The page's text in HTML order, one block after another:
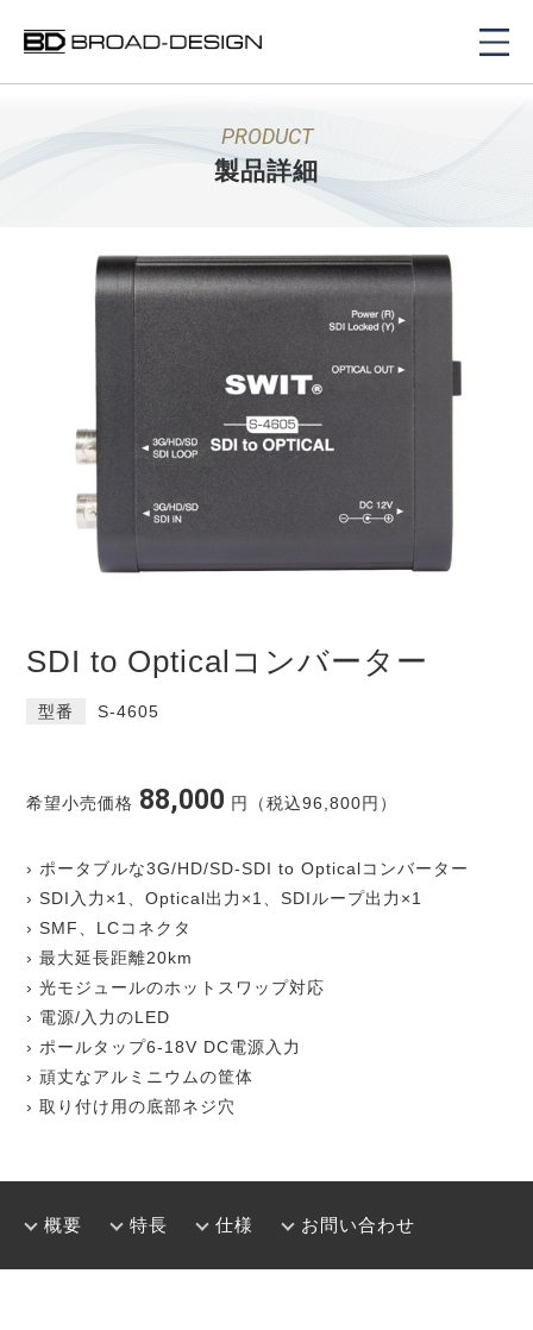
PRODUCT
製品詳細
SDI to Opticalコンバーター
型番 S-4605
希望小売価格 88,000 円（税込96,800円）
› ポータブルな3G/HD/SD-SDI to Opticalコンバーター
› SDI入力×1、Optical出力×1、SDIループ出力×1
› SMF、LCコネクタ
› 最大延長距離20km
› 光モジュールのホットスワップ対応
› 電源/入力のLED
› ポールタップ6-18V DC電源入力
› 頑丈なアルミニウムの筐体
› 取り付け用の底部ネジ穴
概要 特長 仕様 お問い合わせ